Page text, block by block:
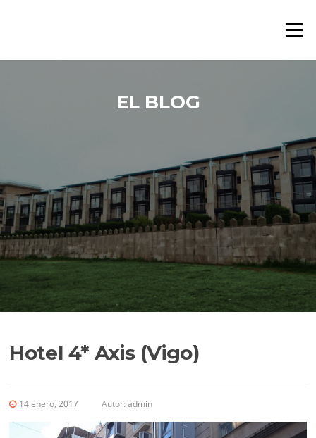
Menú
EL BLOG
Hotel 4* Axis (Vigo)
14 enero, 2017 Autor:admin